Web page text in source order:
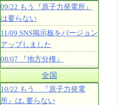
09/22 もう『原子力発電所』
は要らない
11/09 SNS掲示板をバージョン
アップしました
08/07 『地方分権』
全国
10/22 もう 『原子力発電
所』は､要らない